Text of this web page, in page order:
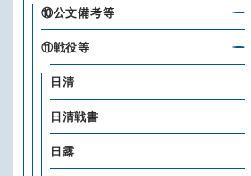
⑩公文備考等
⑪戦役等
日清
日清戦書
日露